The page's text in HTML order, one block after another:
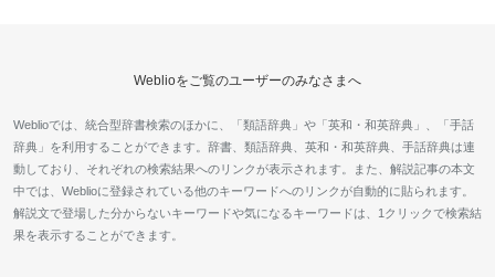
Weblioをご覧のユーザーのみなさまへ
Weblioでは、統合型辞書検索のほかに、「類語辞典」や「英和・和英辞典」、「手話
辞典」を利用することができます。辞書、類語辞典、英和・和英辞典、手話辞典は連
動しており、それぞれの検索結果へのリンクが表示されます。また、解説記事の本文
中では、Weblioに登録されている他のキーワードへのリンクが自動的に貼られます。
解説文で登場した分からないキーワードや気になるキーワードは、1クリックで検索結
果を表示することができます。